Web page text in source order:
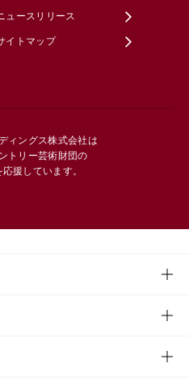
ュースリリース
イトマップ
ィングス株式会社は
トリー芸術財団の
援しています。